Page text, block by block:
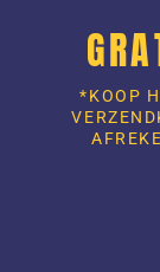
*KOOP